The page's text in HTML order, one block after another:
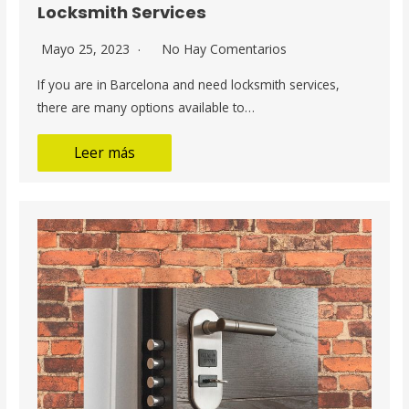
Locksmith Services
Mayo 25, 2023 No Hay Comentarios
If you are in Barcelona and need locksmith services,
there are many options available to…
Leer más